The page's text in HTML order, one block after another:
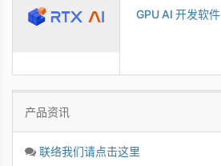
GPU AI 开发软件
产品资讯
联络我们请点击这里